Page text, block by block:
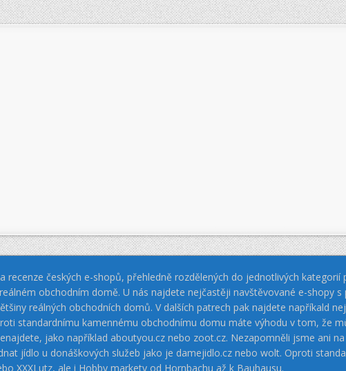
recenze českých e-shopů, přehledně rozdělených do jednotlivých kategorií
obchodním domě. U nás najdete nejčastěji navštěvované e-shopy
reálných obchodních domů. V dalších patrech pak najdete napříkald
standardnímu kamennému obchodnímu domu máte výhodu v tom, že
jako například aboutyou.cz nebo zoot.cz. Nezapomněli jsme ani
jídlo u donáškových služeb jako je damejidlo.cz nebo wolt. Oproti
XXXLutz, ale i Hobby markety od Hornbachu až k Bauhausu.